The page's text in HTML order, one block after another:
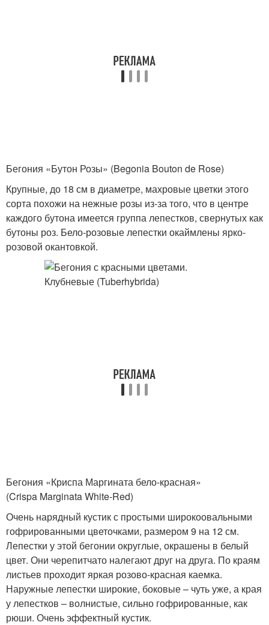
Бегония «Бутон Розы» (Begonia Bouton de Rose)
Крупные, до 18 см в диаметре, махровые цветки этого
сорта похожи на нежные розы из-за того, что в центре
каждого бутона имеется группа лепестков, свернутых как
бутоны роз. Бело-розовые лепестки окаймлены ярко-
розовой окантовкой.
Бегония «Криспа Маргината бело-красная»
(Crispa Marginata White-Red)
Очень нарядный кустик с простыми широкоовальными
гофрированными цветочками, размером 9 на 12 см.
Лепестки у этой бегонии округлые, окрашены в белый
цвет. Они черепитчато налегают друг на друга. По краям
листьев проходит яркая розово-красная каемка.
Наружные лепестки широкие, боковые – чуть уже, а края
у лепестков – волнистые, сильно гофрированные, как
рюши. Очень эффектный кустик.